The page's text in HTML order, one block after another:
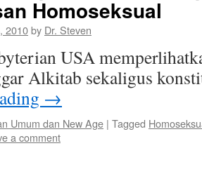
Homoseksual
2010by Dr. Steven
USA
Alkitab sekaligus
→
Umum dan New Age | Tagged
a comment